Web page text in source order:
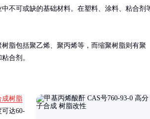
不可或缺的基础材料。在塑料、涂料、粘合剂
脂包括聚乙烯、聚丙烯等，而缩聚树脂则有聚
合剂。
成树脂
达60-